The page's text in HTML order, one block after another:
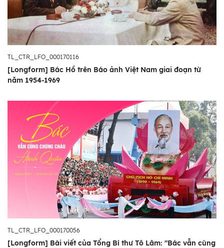
TL_CTR_LFO_000170116
[Longform] Bác Hồ trên Báo ảnh Việt Nam giai đoạn từ
năm 1954-1969
TL_CTR_LFO_000170056
[Longform] Bài viết của Tổng Bí thư Tô Lâm: "Bác vẫn cùng